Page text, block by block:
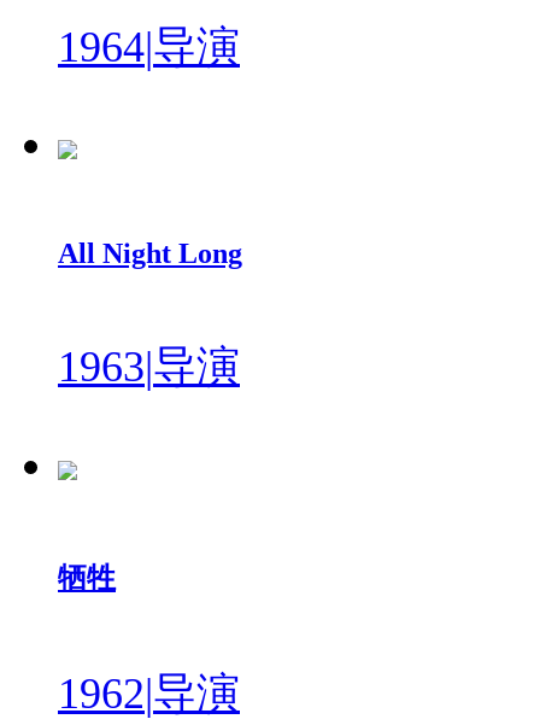
1964|导演
All Night Long
1963|导演
牺牲
1962|导演